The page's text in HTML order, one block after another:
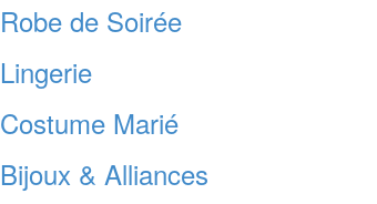
Robe de Soirée
Lingerie
Costume Marié
Bijoux & Alliances